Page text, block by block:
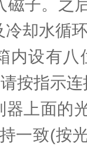
磁子。之
却水循
设有八
按指示连
上面的光
一致(按